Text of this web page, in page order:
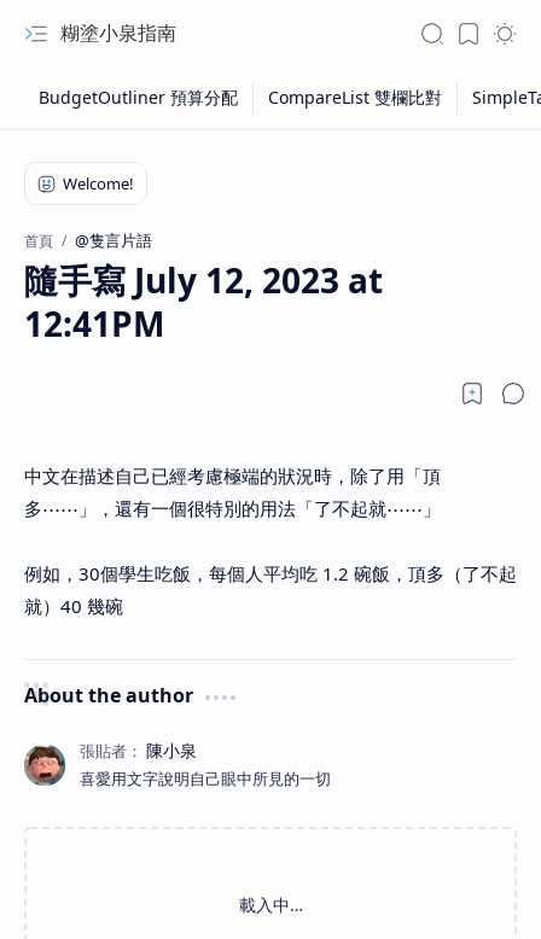
糊塗小泉指南
首頁 @隻言片語
隨手寫 July 12, 2023 at
12:41PM
中文在描述自己已經考慮極端的狀況時，除了用「頂
多⋯⋯」，還有一個很特別的用法「了不起就⋯⋯」
例如，30個學生吃飯，每個人平均吃 1.2 碗飯，頂多（了不起
就）40 幾碗
About the author
喜愛用文字說明自己眼中所見的一切